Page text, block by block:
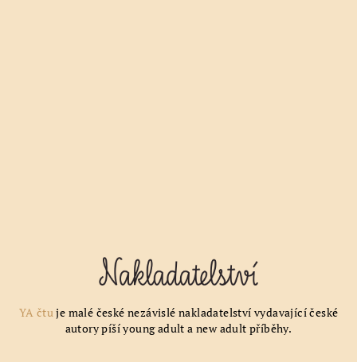
YA čtu je malé české nezávislé nakladatelství vydavající české
autory píší young adult a new adult příběhy.